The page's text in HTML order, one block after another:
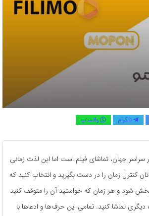
تلگرام واتساپ
سراسر جهان، تماشای فیلم است اما این لذت زمانی
کنترل زمان را در دست بگیرید و انتخاب کنید که
شود و هر زمان که خواستید آن را متوقف کنید
دیگری تماشا کنید. تمامی این حرف‌‌ها و ادعاها با